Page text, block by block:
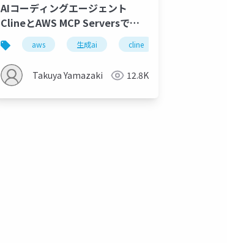
handson
AIコーディングエージェント
ClineとAWS MCP Serversで
AWSを使ったシステムのレビュ
ーと機能追加してみた
aws 生成ai cline
Takuya Yamazaki 12.8K